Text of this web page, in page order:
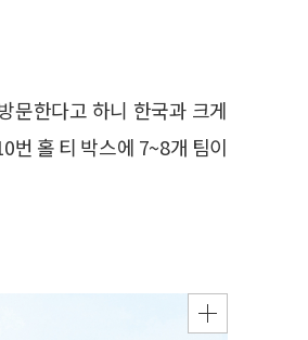
문한다고 하니 한국과 크게
번 홀 티 박스에 7~8개 팀이